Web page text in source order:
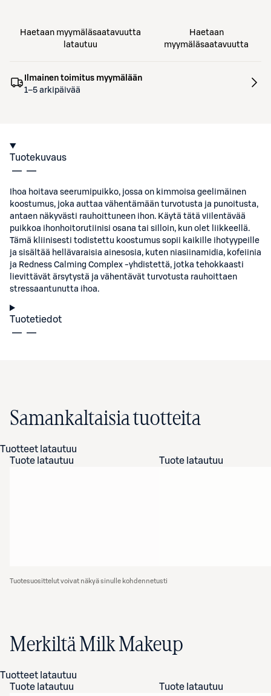
Haetaan myymäläsaatavuutta
latautuu
Haetaan
myymäläsaatavuutta
Ilmainen toimitus myymälään
1–5 arkipäivää
Tuotekuvaus
Ihoa hoitava seerumipuikko, jossa on kimmoisa geelimäinen
koostumus, joka auttaa vähentämään turvotusta ja punoitusta,
antaen näkyvästi rauhoittuneen ihon. Käytä tätä viilentävää
puikkoa ihonhoitorutiinisi osana tai silloin, kun olet liikkeellä.
Tämä kliinisesti todistettu koostumus sopii kaikille ihotyypeille
ja sisältää hellävaraisia ainesosia, kuten niasiinamidia, kofeiinia
ja Redness Calming Complex -yhdistettä, jotka tehokkaasti
lievittävät ärsytystä ja vähentävät turvotusta rauhoittaen
stressaantunutta ihoa.
Tuotetiedot
Samankaltaisia tuotteita
Tuotteet latautuu
Tuote latautuu
Tuote latautuu
Tuotesuosittelut voivat näkyä sinulle kohdennetusti
Merkiltä Milk Makeup
Tuotteet latautuu
Tuote latautuu
Tuote latautuu